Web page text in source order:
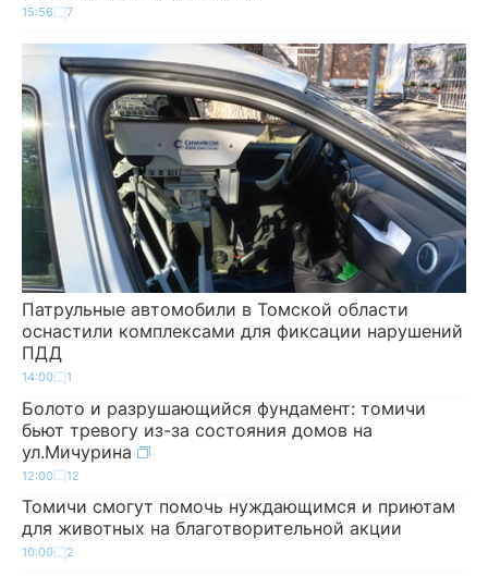
15:56 7
Патрульные автомобили в Томской области
оснастили комплексами для фиксации нарушений
ПДД
14:00 1
Болото и разрушающийся фундамент: томичи
бьют тревогу из-за состояния домов на
ул.Мичурина
12:00 12
Томичи смогут помочь нуждающимся и приютам
для животных на благотворительной акции
10:00 2